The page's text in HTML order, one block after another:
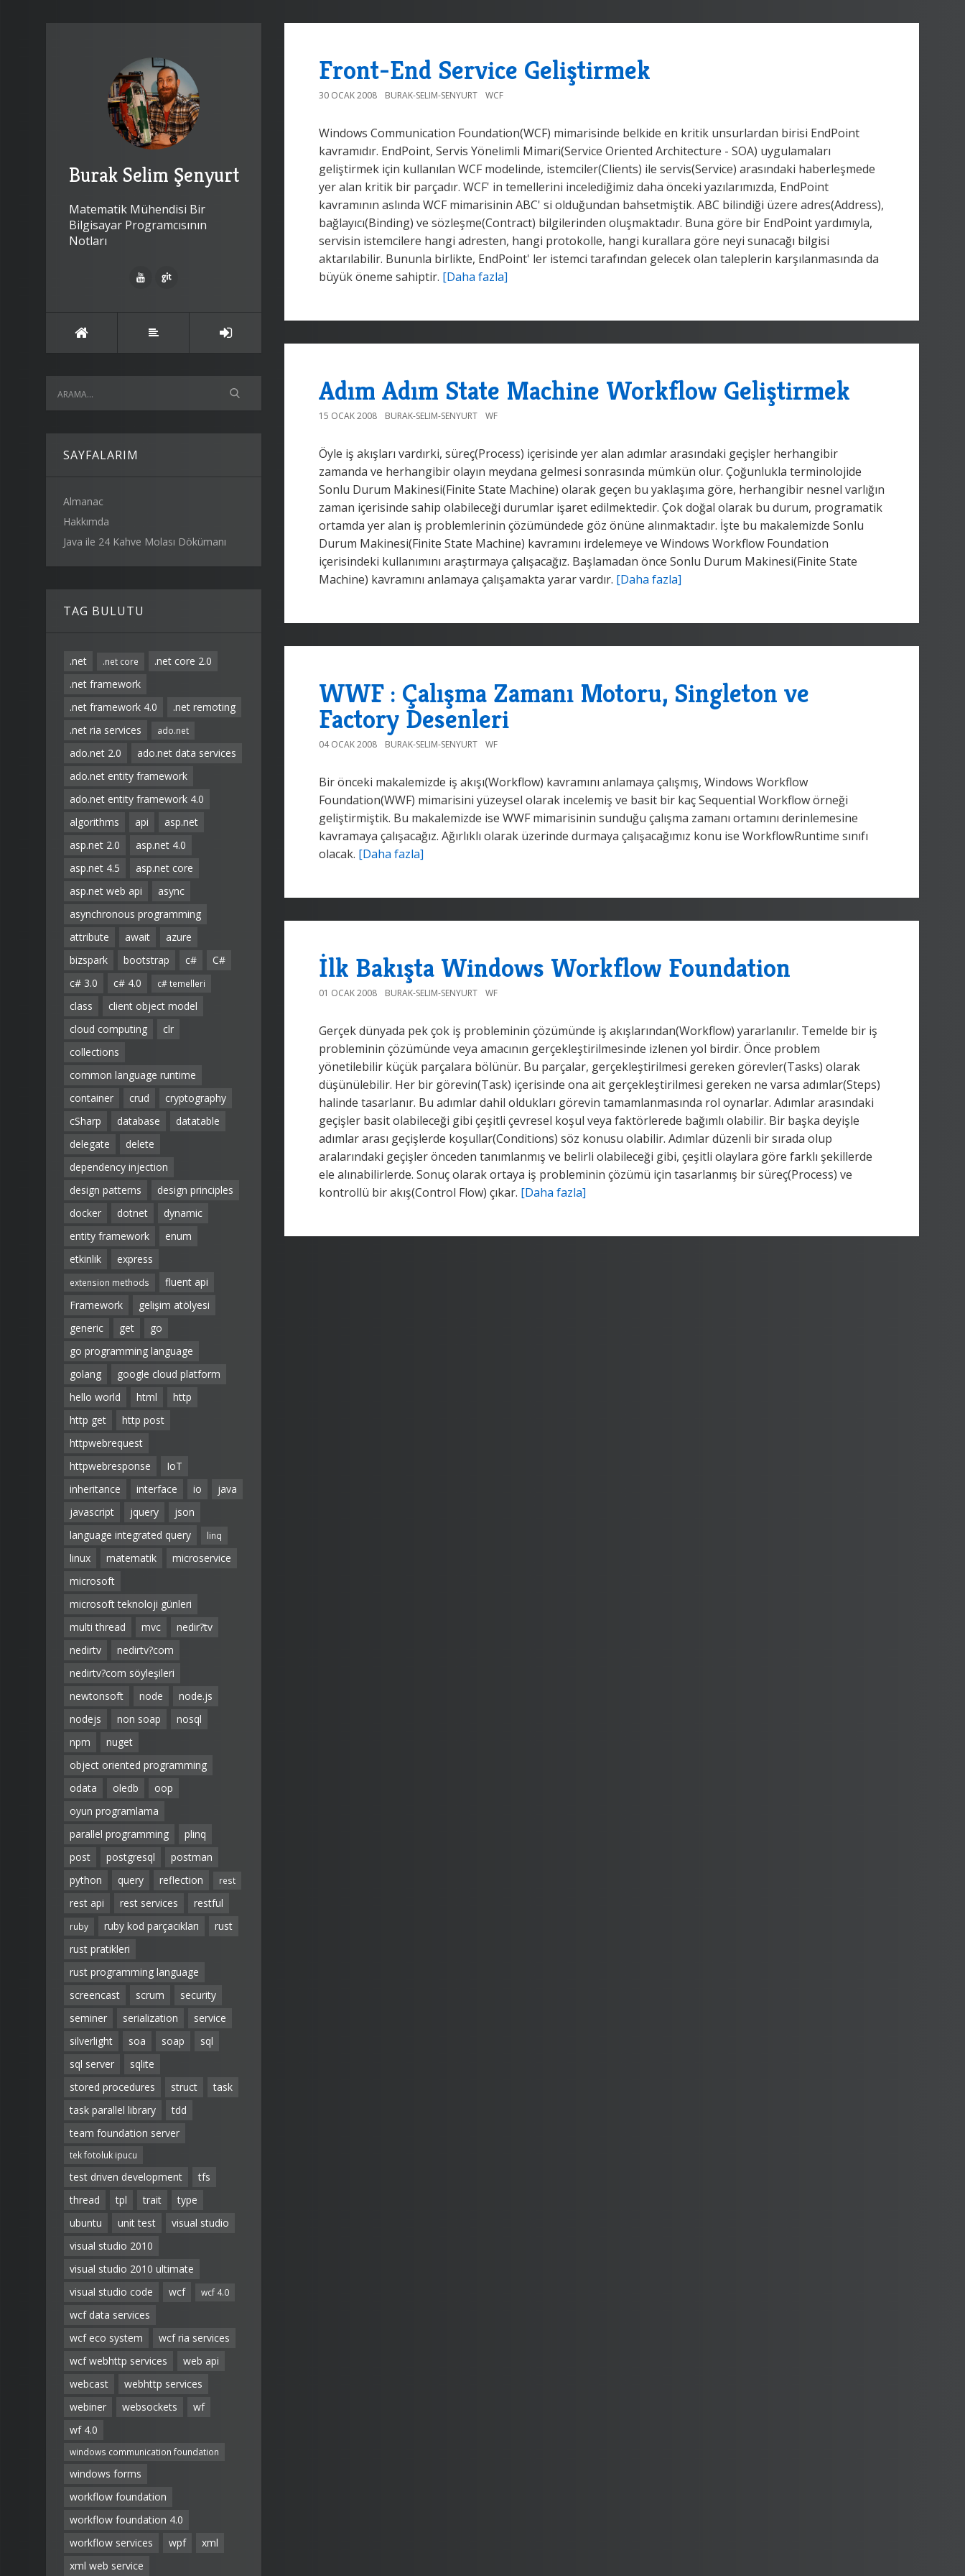
Burak Selim Şenyurt
Matematik Mühendisi Bir
Bilgisayar Programcısının
Notları
SAYFALARIM
Almanac
Hakkımda
Java ile 24 Kahve Molası Dökümanı
TAG BULUTU
.net .net core
.net core 2.0
.net framework
.net framework 4.0
.net remoting
.net ria services
ado.net
ado.net 2.0
ado.net data services
ado.net entity framework
ado.net entity framework 4.0
algorithms
api
asp.net
asp.net 2.0
asp.net 4.0
asp.net 4.5
asp.net core
asp.net web api
async
asynchronous programming
attribute
await
azure
bizspark
bootstrap c#
C#
c# 3.0
c# 4.0 c# temelleri
class
client object model
cloud computing
clr
collections
common language runtime
container
crud
cryptography
cSharp
database
datatable
delegate
delete
dependency injection
design patterns
design principles
docker
dotnet
dynamic
entity framework
enum
etkinlik
express
extension methods
fluent api
Framework
gelişim atölyesi
generic
get
go
go programming language
golang
google cloud platform
hello world
html
http
http get
http post
httpwebrequest
httpwebresponse
IoT
inheritance
interface io
java
javascript
jquery
json
language integrated query
linq
linux matematik
microservice
microsoft
microsoft teknoloji günleri
multi thread
mvc
nedir?tv
nedirtv
nedirtv?com
nedirtv?com söyleşileri
newtonsoft
node
node.js
nodejs
non soap
nosql
npm
nuget
object oriented programming
odata
oledb
oop
oyun programlama
parallel programming
plinq
post
postgresql
postman
python
query reflection rest
rest api rest services restful
ruby ruby kod parçacıkları
rust
rust pratikleri
rust programming language
screencast
scrum
security
seminer
serialization
service
silverlight
soa soap
sql
sql server
sqlite
stored procedures
struct
task
task parallel library
tdd
team foundation server
tek fotoluk ipucu
test driven development
tfs
thread
tpl trait
type
ubuntu
unit test
visual studio
visual studio 2010
visual studio 2010 ultimate
visual studio code
wcf wcf 4.0
wcf data services
wcf eco system
wcf ria services
wcf webhttp services
web api
webcast
webhttp services
webiner
websockets
wf
wf 4.0
windows communication foundation
windows forms
workflow foundation
workflow foundation 4.0
workflow services
wpf
xml
xml web service
Front-End Service Geliştirmek
30 OCAK 2008 BURAK-SELIM-SENYURT WCF
Windows Communication Foundation(WCF) mimarisinde belkide en kritik unsurlardan birisi EndPoint
kavramıdır. EndPoint, Servis Yönelimli Mimari(Service Oriented Architecture - SOA) uygulamaları
geliştirmek için kullanılan WCF modelinde, istemciler(Clients) ile servis(Service) arasındaki haberleşmede
yer alan kritik bir parçadır. WCF' in temellerini incelediğimiz daha önceki yazılarımızda, EndPoint
kavramının aslında WCF mimarisinin ABC' si olduğundan bahsetmiştik. ABC bilindiği üzere adres(Address),
bağlayıcı(Binding) ve sözleşme(Contract) bilgilerinden oluşmaktadır. Buna göre bir EndPoint yardımıyla,
servisin istemcilere hangi adresten, hangi protokolle, hangi kurallara göre neyi sunacağı bilgisi
aktarılabilir. Bununla birlikte, EndPoint' ler istemci tarafından gelecek olan taleplerin karşılanmasında da
büyük öneme sahiptir. [Daha fazla]
Adım Adım State Machine Workflow Geliştirmek
15 OCAK 2008 BURAK-SELIM-SENYURT WF
Öyle iş akışları vardırki, süreç(Process) içerisinde yer alan adımlar arasındaki geçişler herhangibir
zamanda ve herhangibir olayın meydana gelmesi sonrasında mümkün olur. Çoğunlukla terminolojide
Sonlu Durum Makinesi(Finite State Machine) olarak geçen bu yaklaşıma göre, herhangibir nesnel varlığın
zaman içerisinde sahip olabileceği durumlar işaret edilmektedir. Çok doğal olarak bu durum, programatik
ortamda yer alan iş problemlerinin çözümündede göz önüne alınmaktadır. İşte bu makalemizde Sonlu
Durum Makinesi(Finite State Machine) kavramını irdelemeye ve Windows Workflow Foundation
içerisindeki kullanımını araştırmaya çalışacağız. Başlamadan önce Sonlu Durum Makinesi(Finite State
Machine) kavramını anlamaya çalışamakta yarar vardır. [Daha fazla]
WWF : Çalışma Zamanı Motoru, Singleton ve
Factory Desenleri
04 OCAK 2008 BURAK-SELIM-SENYURT WF
Bir önceki makalemizde iş akışı(Workflow) kavramını anlamaya çalışmış, Windows Workflow
Foundation(WWF) mimarisini yüzeysel olarak incelemiş ve basit bir kaç Sequential Workflow örneği
geliştirmiştik. Bu makalemizde ise WWF mimarisinin sunduğu çalışma zamanı ortamını derinlemesine
kavramaya çalışacağız. Ağırlıklı olarak üzerinde durmaya çalışacağımız konu ise WorkflowRuntime sınıfı
olacak. [Daha fazla]
İlk Bakışta Windows Workflow Foundation
01 OCAK 2008 BURAK-SELIM-SENYURT WF
Gerçek dünyada pek çok iş probleminin çözümünde iş akışlarından(Workflow) yararlanılır. Temelde bir iş
probleminin çözümünde veya amacının gerçekleştirilmesinde izlenen yol birdir. Önce problem
yönetilebilir küçük parçalara bölünür. Bu parçalar, gerçekleştirilmesi gereken görevler(Tasks) olarak
düşünülebilir. Her bir görevin(Task) içerisinde ona ait gerçekleştirilmesi gereken ne varsa adımlar(Steps)
halinde tasarlanır. Bu adımlar dahil oldukları görevin tamamlanmasında rol oynarlar. Adımlar arasındaki
geçişler basit olabileceği gibi çeşitli çevresel koşul veya faktörlerede bağımlı olabilir. Bir başka deyişle
adımlar arası geçişlerde koşullar(Conditions) söz konusu olabilir. Adımlar düzenli bir sırada olup
aralarındaki geçişler önceden tanımlanmış ve belirli olabileceği gibi, çeşitli olaylara göre farklı şekillerde
ele alınabilirlerde. Sonuç olarak ortaya iş probleminin çözümü için tasarlanmış bir süreç(Process) ve
kontrollü bir akış(Control Flow) çıkar. [Daha fazla]